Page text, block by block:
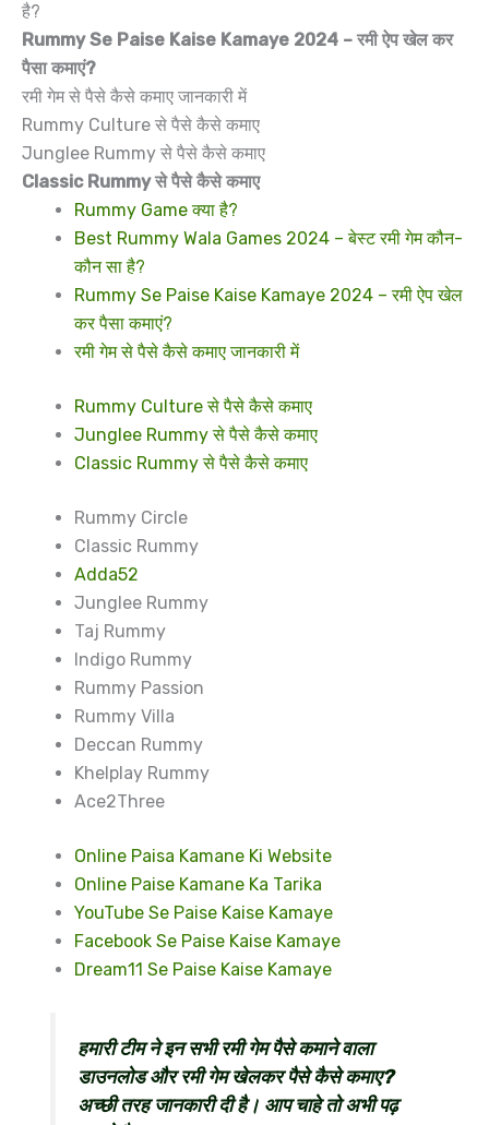
है?
Rummy Se Paise Kaise Kamaye 2024 – रमी ऐप खेल कर
पैसा कमाएं?
रमी गेम से पैसे कैसे कमाए जानकारी में
Rummy Culture से पैसे कैसे कमाए
Junglee Rummy से पैसे कैसे कमाए
Classic Rummy से पैसे कैसे कमाए
Rummy Game क्या है?
Best Rummy Wala Games 2024 – बेस्ट रमी गेम कौन-
कौन सा है?
Rummy Se Paise Kaise Kamaye 2024 – रमी ऐप खेल
कर पैसा कमाएं?
रमी गेम से पैसे कैसे कमाए जानकारी में
Rummy Culture से पैसे कैसे कमाए
Junglee Rummy से पैसे कैसे कमाए
Classic Rummy से पैसे कैसे कमाए
Rummy Circle
Classic Rummy
Adda52
Junglee Rummy
Taj Rummy
Indigo Rummy
Rummy Passion
Rummy Villa
Deccan Rummy
Khelplay Rummy
Ace2Three
Online Paisa Kamane Ki Website
Online Paise Kamane Ka Tarika
YouTube Se Paise Kaise Kamaye
Facebook Se Paise Kaise Kamaye
Dream11 Se Paise Kaise Kamaye
हमारी टीम ने इन सभी रमी गेम पैसे कमाने वाला
डाउनलोड और रमी गेम खेलकर पैसे कैसे कमाए?
अच्छी तरह जानकारी दी है। आप चाहे तो अभी पढ़